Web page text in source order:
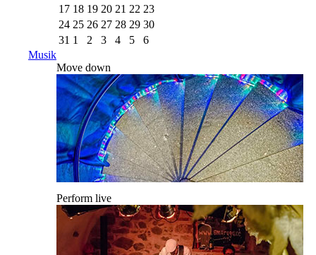
17 18 19 20 21 22 23
24 25 26 27 28 29 30
31 1 2 3 4 5
6
Musik
Move down
Perform live